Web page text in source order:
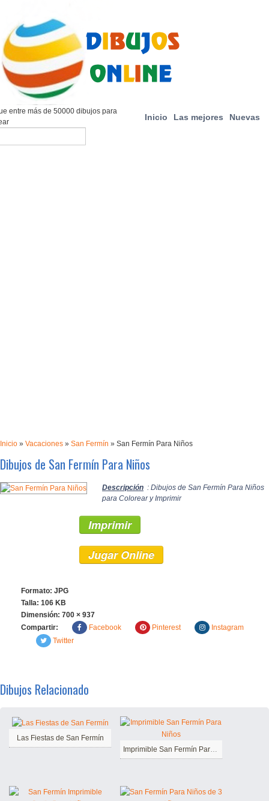
Inicio Las mejores Nuevas
entre más de 50000 dibujos para
Inicio » Vacaciones » San Fermín » San Fermín Para Niños
Dibujos de San Fermín Para Niños
Descripción : Dibujos de San Fermín Para Niños
para Colorear y Imprimir
Imprimir
Jugar Online
Formato: JPG
Talla: 106 KB
Dimensión: 700 × 937
Compartir:
Facebook Pinterest
Instagram
Twitter
Dibujos Relacionado
Las Fiestas de San Fermín
Imprimible San Fermín Para Niños